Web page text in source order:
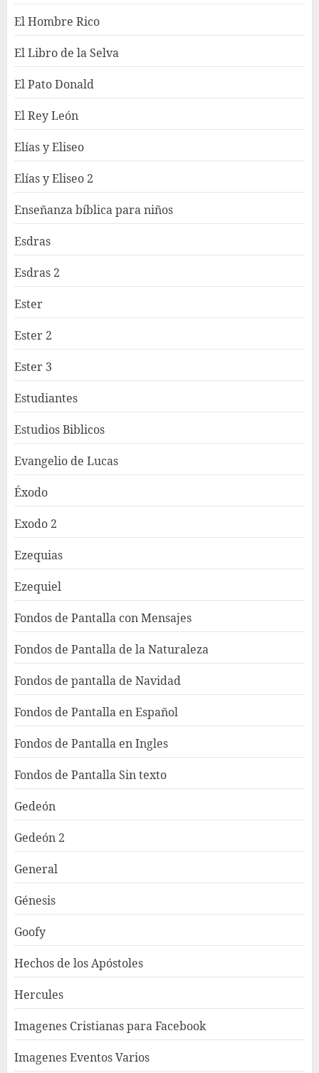
El Hombre Rico
El Libro de la Selva
El Pato Donald
El Rey León
Elías y Eliseo
Elías y Eliseo 2
Enseñanza bíblica para niños
Esdras
Esdras 2
Ester
Ester 2
Ester 3
Estudiantes
Estudios Biblicos
Evangelio de Lucas
Éxodo
Exodo 2
Ezequias
Ezequiel
Fondos de Pantalla con Mensajes
Fondos de Pantalla de la Naturaleza
Fondos de pantalla de Navidad
Fondos de Pantalla en Español
Fondos de Pantalla en Ingles
Fondos de Pantalla Sin texto
Gedeón
Gedeón 2
General
Génesis
Goofy
Hechos de los Apóstoles
Hercules
Imagenes Cristianas para Facebook
Imagenes Eventos Varios